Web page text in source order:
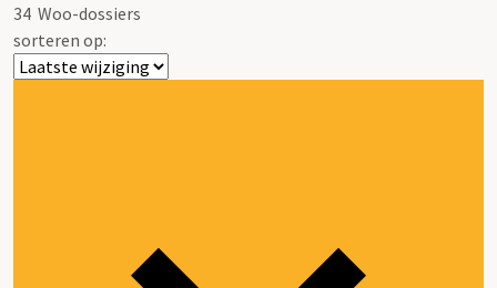
34 Woo-dossiers
sorteren op: